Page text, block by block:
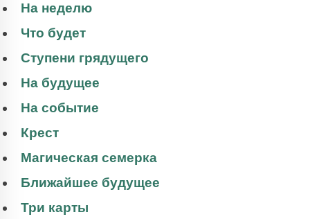
На неделю
Что будет
Ступени грядущего
На будущее
На событие
Крест
Магическая семерка
Ближайшее будущее
Три карты